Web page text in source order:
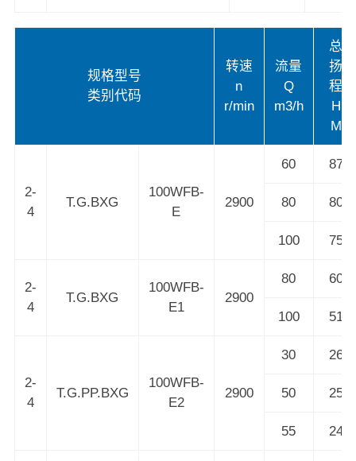
规格型号
类别代码
转速
n
r/min
流量
Q
m3/h
总
扬
程
H
M
2-
4
T.G.BXG
100WFB-
E
2900
60 87
80 80
100 75
2-
4
T.G.BXG
100WFB-
E1
2900
80 60
100 51
2-
4
T.G.PP.BXG
100WFB-
E2
2900
30 26
50 25
55 24